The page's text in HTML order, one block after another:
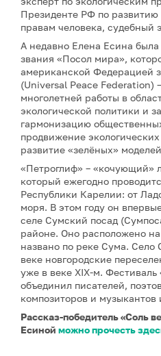
Президенте РФ по развитию
правам человека, судебный
А недавно Елена Есина была
звания «Посол мира»,
американской Федерацией
(Universal Peace Federation)
многолетней работы в
экологической политики и
гармонизацию
продвижение
развитие «зелёных»
«Петроглиф» – «кочующий»
который ежегодно
Республики Карелии: от
моря. В этом году он
селе Сумский посад
районе. Оно расположено
названо по реке Сума. Село
веке новгородские
уже в веке XIX-м. Фестиваль
объединил писателей,
композиторов и музыкантов
Рассказ-победитель «Соль
Есиной можно прочесть